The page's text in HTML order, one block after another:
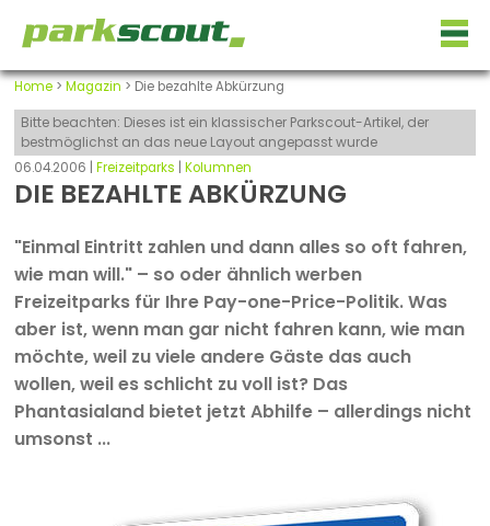
Home> Magazin > Die bezahlte Abkürzung
Bitte beachten: Dieses ist ein klassischer Parkscout-Artikel, der
bestmöglichst an das neue Layout angepasst wurde
06.04.2006 | Freizeitparks Kolumnen
DIE BEZAHLTE ABKÜRZUNG
"Einmal Eintritt zahlen und dann alles so oft fahren,
wie man will." – so oder ähnlich werben
Freizeitparks für Ihre Pay-one-Price-Politik. Was
aber ist, wenn man gar nicht fahren kann, wie man
möchte, weil zu viele andere Gäste das auch
wollen, weil es schlicht zu voll ist? Das
Phantasialand bietet jetzt Abhilfe – allerdings nicht
umsonst ...